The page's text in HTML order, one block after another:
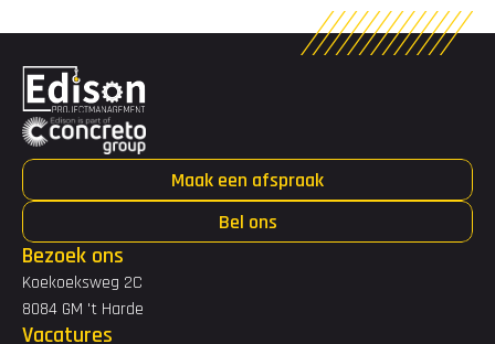
Maak een afspraak
Bel ons
Bezoek ons
Koekoeksweg 2C
8084 GM 't Harde
Vacatures